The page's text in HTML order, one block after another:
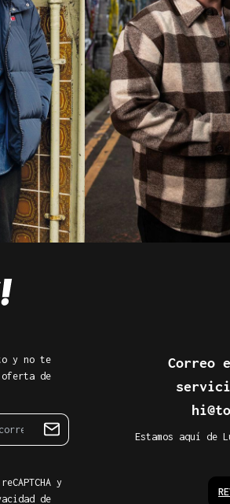
y no te
de
y
de
Correo
Estamos aquí de